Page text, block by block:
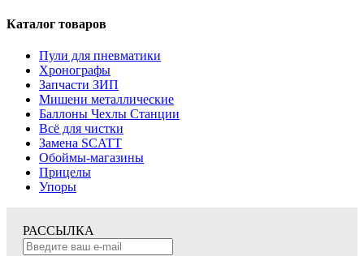
Каталог товаров
Пули для пневматики
Хронографы
Запчасти ЗИП
Мишени металлические
Баллоны Чехлы Станции
Всё для чистки
Замена SCATT
Обоймы-магазины
Прицелы
Упоры
РАССЫЛКА